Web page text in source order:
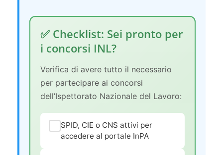
✅ Checklist: Sei pronto per
i concorsi INL?
Verifica di avere tutto il necessario
per partecipare ai concorsi
dell’Ispettorato Nazionale del Lavoro:
SPID, CIE o CNS attivi per
accedere al portale InPA